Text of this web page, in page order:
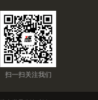
扫一扫关注我们